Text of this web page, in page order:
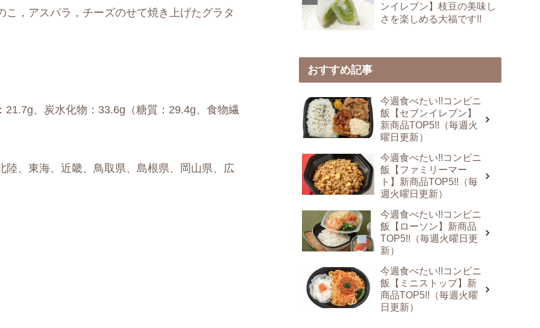
，アスパラ，チーズのせて焼き上げたグラタ
、炭水化物：33.6g（糖質：29.4g、食物繊
、東海、近畿、鳥取県、島根県、岡山県、広
ンイレブン】枝豆の美味し
さを楽しめる大福です!!
おすすめ記事
今週食べたい!!コンビニ
飯【セブンイレブン】
新商品TOP5!!（毎週火
曜日更新）
今週食べたい!!コンビニ
飯【ファミリーマー
ト】新商品TOP5!!（毎
週火曜日更新）
今週食べたい!!コンビニ
飯【ローソン】新商品
TOP5!!（毎週火曜日更
新）
今週食べたい!!コンビニ
飯【ミニストップ】新
商品TOP5!!（毎週火曜
日更新）